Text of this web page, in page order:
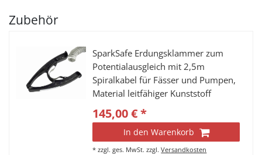
Zubehör
SparkSafe Erdungsklammer zum
Potentialausgleich mit 2,5m
Spiralkabel für Fässer und Pumpen,
Material leitfähiger Kunststoff
145,00 € *
In den Warenkorb
*zzgl. ges. MwSt. zzgl.Versandkosten